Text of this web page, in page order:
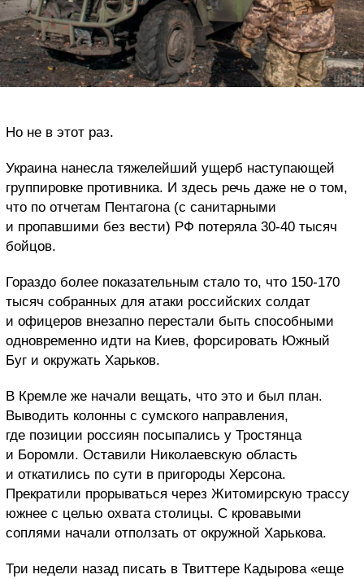
Но не в этот раз.
Украина нанесла тяжелейший ущерб наступающей
группировке противника. И здесь речь даже не о том,
что по отчетам Пентагона (с санитарными
и пропавшими без вести) РФ потеряла 30-40 тысяч
бойцов.
Гораздо более показательным стало то, что 150-170
тысяч собранных для атаки российских солдат
и офицеров внезапно перестали быть способными
одновременно идти на Киев, форсировать Южный
Буг и окружать Харьков.
В Кремле же начали вещать, что это и был план.
Выводить колонны с сумского направления,
где позиции россиян посыпались у Тростянца
и Боромли. Оставили Николаевскую область
и откатились по сути в пригороды Херсона.
Прекратили прорываться через Житомирскую трассу
южнее с целью охвата столицы. С кровавыми
соплями начали отползать от окружной Харькова.
Три недели назад писать в Твиттере Кадырова «еще